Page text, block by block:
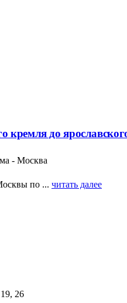
кремля до
- Москва
по ... читать далее
26